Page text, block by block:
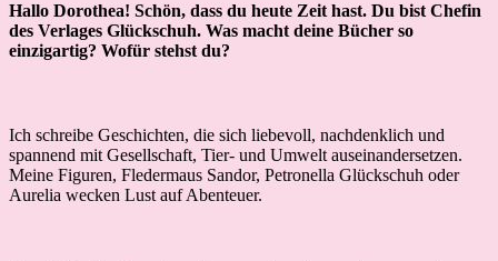
Hallo Dorothea! Schön, dass du heute Zeit hast. Du bist Chefin
des Verlages Glückschuh. Was macht deine Bücher so
einzigartig? Wofür stehst du?
Ich schreibe Geschichten, die sich liebevoll, nachdenklich und
spannend mit Gesellschaft, Tier- und Umwelt auseinandersetzen.
Meine Figuren, Fledermaus Sandor, Petronella Glückschuh oder
Aurelia wecken Lust auf Abenteuer.